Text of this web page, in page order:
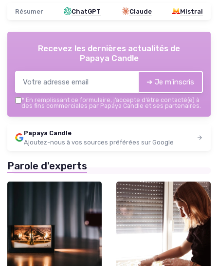
Résumer ChatGPT Claude Mistral
Recevez les dernières actualités de
Papaya Candle
➔ Je m'inscris
* En remplissant ce formulaire, j’accepte d’être contacté(e) à
des fins commerciales par Papaya Candle et ses partenaires.
Papaya Candle
Ajoutez-nous à vos sources préférées sur Google
Parole d'experts